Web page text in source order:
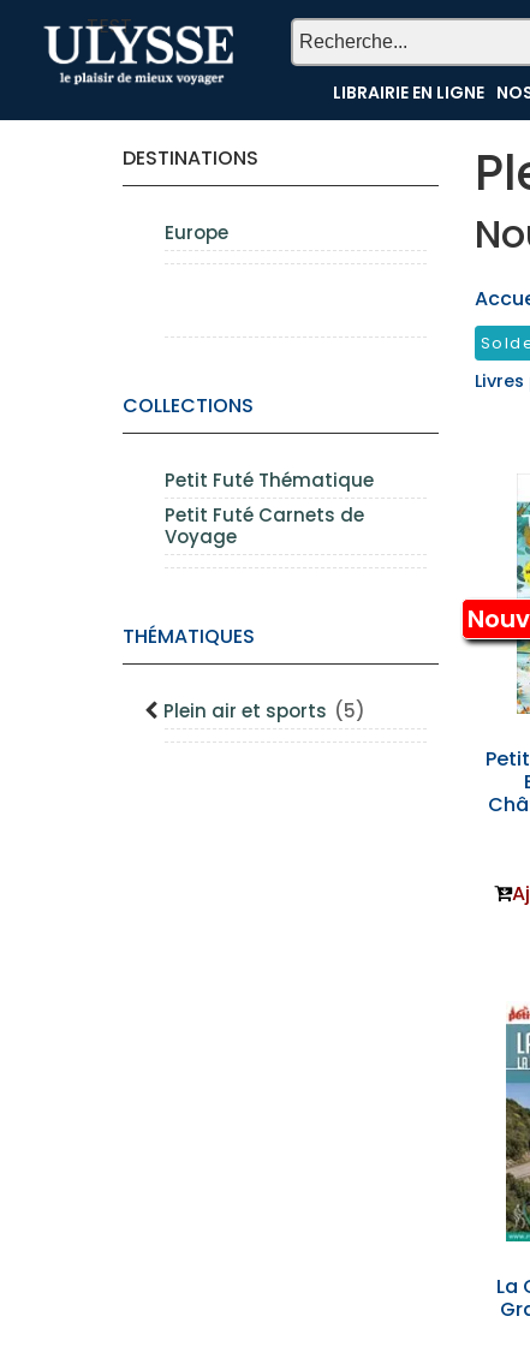
TEST
LIBRAIRIE EN LIGNE
DESTINATIONS
Europe
COLLECTIONS
Petit Futé Thématique
Petit Futé Carnets de
Voyage
THÉMATIQUES
Plein air et sports (5)
La